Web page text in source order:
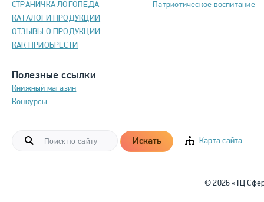
СТРАНИЧКА ЛОГОПЕДА
КАТАЛОГИ ПРОДУКЦИИ
ОТЗЫВЫ О ПРОДУКЦИИ
КАК ПРИОБРЕСТИ
Полезные ссылки
Книжный магазин
Конкурсы
Патриотическое воспитание
Искать Карта сайта
© 2026 «ТЦ